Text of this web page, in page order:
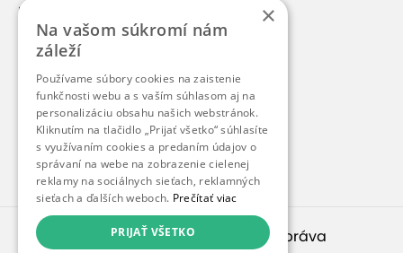
Zobraziť viac
Skvelá cena– Ušetrite až 10 € na
obľúbených masážach, či už si vyberiete
thajskú klasiku alebo relaxačnú aromatickú
olejovú masáž.
Flexibilná dĺžka masáže– Vyberte si podľa
svojho času a potrieb: 25, 30, 60 alebo 90
minút čistého relaxu.
Dokonalé uvoľnenie tela aj mysle
Profesionálni terapeuti a tradičné techniky
vám prinesú úľavu od stresu, napätia a
Náš príbeh
Kontakt
Kariéra
Blog
Pre médiá
Pre partnerov
© 2010 – 2026inspirago s. r. o.
. Všetky práva
×
Na vašom súkromí nám
záleží
Používame súbory cookies na zaistenie
funkčnosti webu a s vaším súhlasom aj na
personalizáciu obsahu našich webstránok.
Kliknutím na tlačidlo „Prijať všetko“ súhlasíte
s využívaním cookies a predaním údajov o
správaní na webe na zobrazenie cielenej
reklamy na sociálnych sieťach, reklamných
sieťach a ďalších weboch. Prečítať viac
PRIJAŤ VŠETKO